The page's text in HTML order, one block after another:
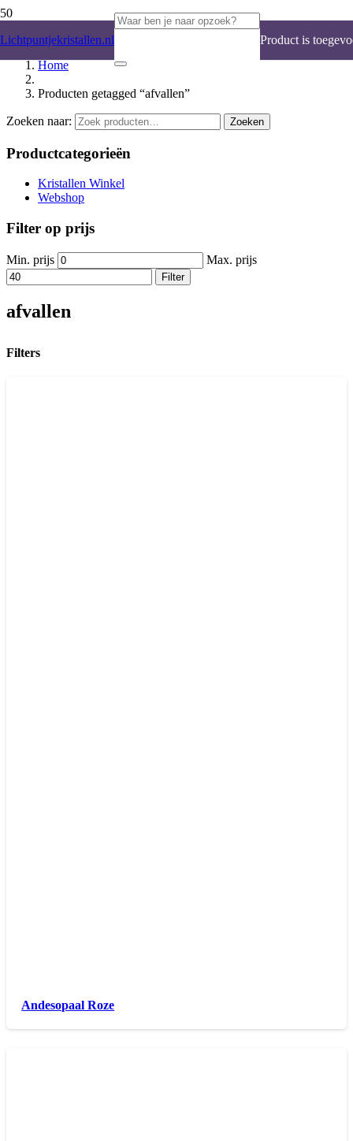
Lichtpuntjekristallen.nl Product is
Home
Producten getagged “afvallen”
Zoeken naar: Zoeken
Productcategorieën
Kristallen Winkel
Webshop
Filter op prijs
Min. prijs Max. prijs
Filter
afvallen
Filters
Andesopaal Roze